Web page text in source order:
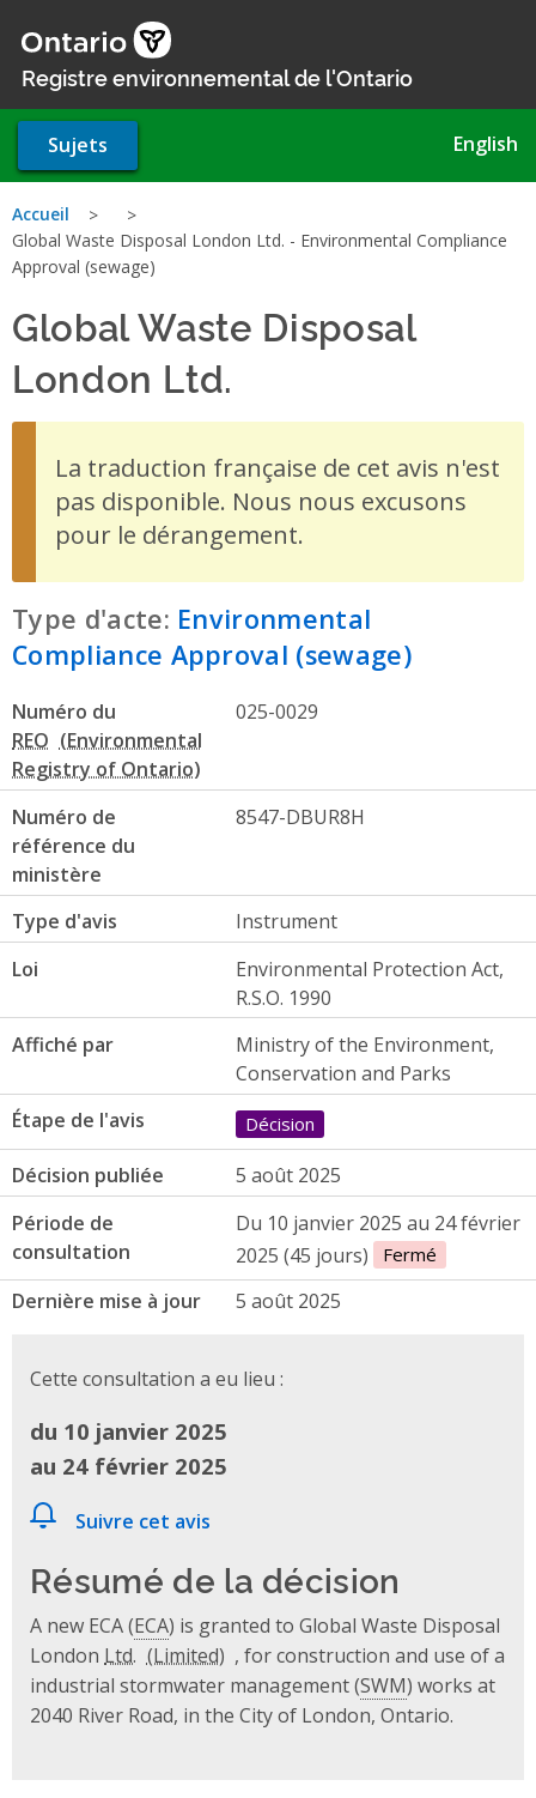
au
contenu
Registre environnemental de l'Ontario
Sujets English
Vous
êtes
ici
Accueil
Global Waste Disposal London Ltd. - Environmental Compliance
Approval (sewage)
Global Waste Disposal
London Ltd.
La traduction française de cet avis n'est
pas disponible. Nous nous excusons
pour le dérangement.
Type d'acte: Environmental
Compliance Approval (sewage)
Numéro du
REO
025-0029
Numéro de
référence du
ministère
8547-DBUR8H
Type d'avis
Instrument
Loi
Environmental Protection Act,
R.S.O. 1990
Affiché par
Ministry of the Environment,
Conservation and Parks
Étape de l'avis
Décision
Décision publiée
5 août 2025
Période de
consultation
Du 10 janvier 2025 au 24 février
2025 (45 jours)
Fermé
Dernière mise à jour 5 août 2025
Cette consultation a eu lieu :
du 10 janvier 2025
au 24 février 2025
Suivre cet avis
Résumé de la décision
A new ECA (ECA) is granted to Global Waste Disposal
London Ltd.
, for construction and use of a
industrial stormwater management (SWM) works at
2040 River Road, in the City of London, Ontario.